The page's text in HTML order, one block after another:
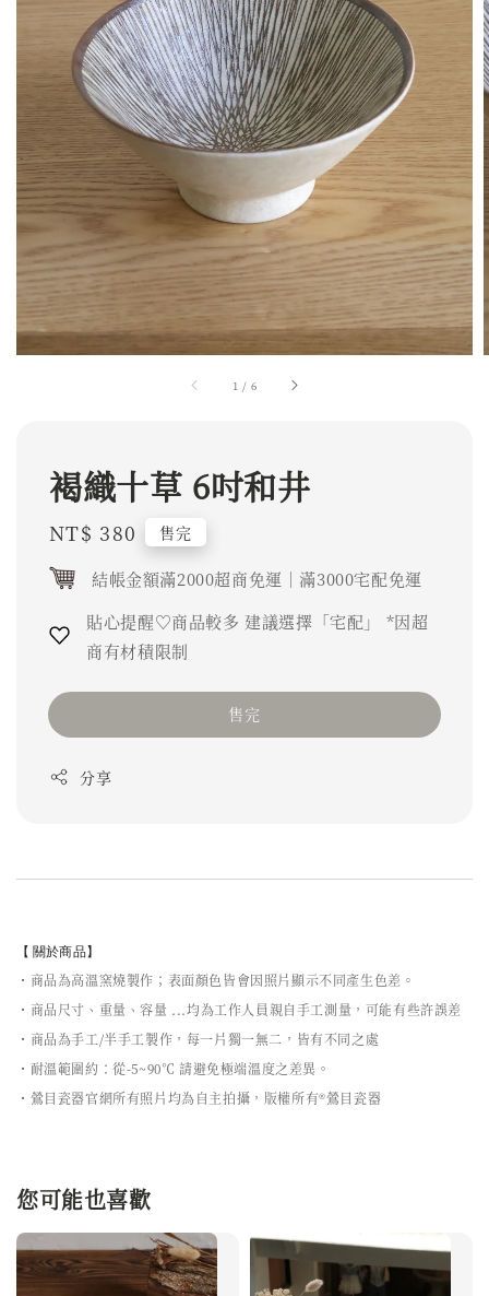
1 / 6
褐織十草 6吋和井
Regular
price
NT$ 380 售完
結帳金額滿2000超商免運｜滿3000宅配免運
貼心提醒♡商品較多 建議選擇「宅配」 *因超
商有材積限制
售完
分享
【 關於商品】
・商品為高溫窯燒製作；表面顏色皆會因照片顯示不同產生色差。
・商品尺寸、重量、容量 ...均為工作人員親自手工測量，可能有些許誤差
・商品為手工/半手工製作，每一片獨一無二，皆有不同之處
・耐溫範圍約：從-5~90℃ 請避免極端溫度之差異。
・鶯目瓷器官網所有照片均為自主拍攝，版權所有®鶯目瓷器
您可能也喜歡